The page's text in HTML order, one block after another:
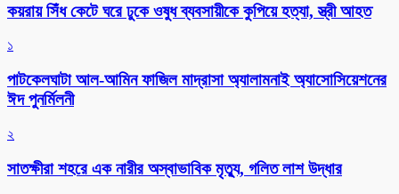
কয়রায় সিঁধ কেটে ঘরে ঢুকে ওষুধ ব্যবসায়ীকে কুপিয়ে হত্যা, স্ত্রী আহত
১
পাটকেলঘাটা আল-আমিন ফাজিল মাদ্রাসা অ্যালামনাই অ্যাসোসিয়েশনের
ঈদ পুনর্মিলনী
২
সাতক্ষীরা শহরে এক নারীর অস্বাভাবিক মৃত্যু, গলিত লাশ উদ্ধার